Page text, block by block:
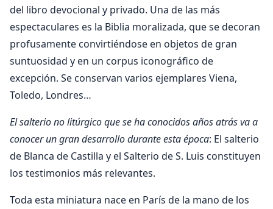
del libro devocional y privado. Una de las más
espectaculares es la Biblia moralizada, que se decoran
profusamente convirtiéndose en objetos de gran
suntuosidad y en un corpus iconográfico de
excepción. Se conservan varios ejemplares Viena,
Toledo, Londres…
El salterio no litúrgico que se ha conocidos años atrás va a
conocer un gran desarrollo durante esta época: El salterio
de Blanca de Castilla y el Salterio de S. Luis constituyen
los testimonios más relevantes.
Toda esta miniatura nace en París de la mano de los